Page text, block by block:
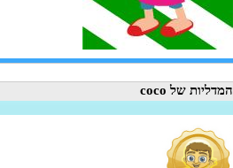
המדליות של coco